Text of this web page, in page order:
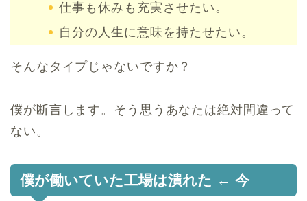
仕事も休みも充実させたい。
自分の人生に意味を持たせたい。
そんなタイプじゃないですか？
僕が断言します。そう思うあなたは絶対間違って
ない。
僕が働いていた工場は潰れた ← 今